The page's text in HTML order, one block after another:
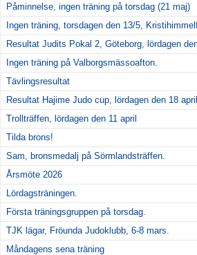
Påminnelse, ingen träning på torsdag (21 maj)
Ingen träning, torsdagen den 13/5,
Resultat Judits Pokal 2, Göteborg, lördagen
Ingen träning på Valborgsmässoafton.
Tävlingsresultat
Resultat Hajime Judo cup, lördagen den 18 april.
Trollträffen, lördagen den 11 april
Tilda brons!
Sam, bronsmedalj på Sörmlandsträffen.
Årsmöte 2026
Lördagsträningen.
Första träningsgruppen på torsdag.
TJK lägar, Fröunda Judoklubb, 6-8 mars.
Måndagens sena träning